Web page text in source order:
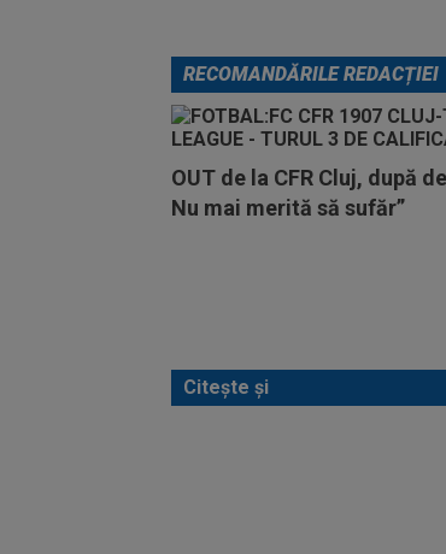
RECOMANDĂRILE REDACȚIEI
OUT de la CFR Cluj, după
Nu mai merită să sufăr”
Citește și